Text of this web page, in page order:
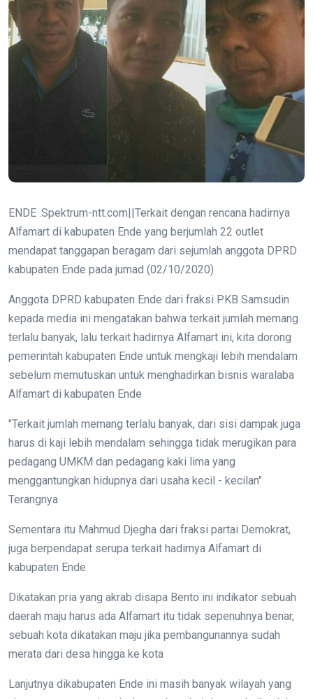
ENDE .Spektrum-ntt.com||Terkait dengan rencana hadirnya
Alfamart di kabupaten Ende yang berjumlah 22 outlet
mendapat tanggapan beragam dari sejumlah anggota DPRD
kabupaten Ende pada jumad (02/10/2020)
Anggota DPRD kabupaten Ende dari fraksi PKB Samsudin
kepada media ini mengatakan bahwa terkait jumlah memang
terlalu banyak, lalu terkait hadirnya Alfamart ini, kita dorong
pemerintah kabupaten Ende untuk mengkaji lebih mendalam
sebelum memutuskan untuk menghadirkan bisnis waralaba
Alfamart di kabupaten Ende
"Terkait jumlah memang terlalu banyak, dari sisi dampak juga
harus di kaji lebih mendalam sehingga tidak merugikan para
pedagang UMKM dan pedagang kaki lima yang
menggantungkan hidupnya dari usaha kecil - kecilan"
Terangnya
Sementara itu Mahmud Djegha dari fraksi partai Demokrat,
juga berpendapat serupa terkait hadirnya Alfamart di
kabupaten Ende.
Dikatakan pria yang akrab disapa Bento ini indikator sebuah
daerah maju harus ada Alfamart itu tidak sepenuhnya benar,
sebuah kota dikatakan maju jika pembangunannya sudah
merata dari desa hingga ke kota
Lanjutnya dikabupaten Ende ini masih banyak wilayah yang